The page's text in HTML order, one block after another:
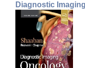
Diagnostic